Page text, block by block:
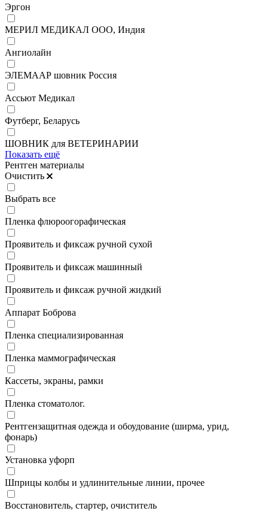
Эргон
МЕРИЛ МЕДИКАЛ ООО, Индия
Ангиолайн
ЭЛЕМААР шовник Россия
Ассьют Медикал
Футберг, Беларусь
ШОВНИК для ВЕТЕРИНАРИИ
Показать ещё
Рентген материалы
Очистить
Выбрать все
Пленка флюроогорафическая
Проявитель и фиксаж ручной сухой
Проявитель и фиксаж машинный
Проявитель и фиксаж ручной жидкий
Аппарат Боброва
Пленка специализированная
Пленка маммографическая
Кассеты, экраны, рамки
Пленка стоматолог.
Рентгензащитная одежда и обоудование (ширма, урид,
фонарь)
Установка уфорп
Шприцы колбы и удлинительные линии, прочее
Восстановитель, стартер, очиститель